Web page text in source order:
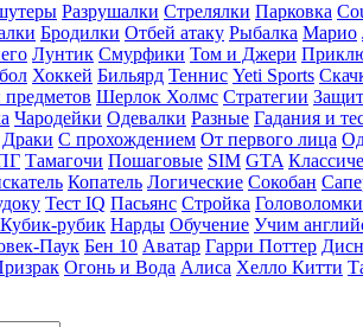
Разрушалки Стрелялки Парковка
Бродилки Отбей атаку Рыбалка Марио
Лунтик Смурфики Том и Джери
Хоккей Бильярд Теннис Yeti Sports
Шерлок Холмс Стратегии
Чародейки Одевалки Разные Гадания и
Драки С прохождением От первого лица
Тамагочи Пошаговые SIM GTA
Копатель Логические Сокобан
Тест IQ Пасьянс Стройка Головоломки
Кубик-рубик Нарды Обучение Учим
Паук Бен 10 Аватар Гарри Поттер
Огонь и Вода Алиса Хелло Китти